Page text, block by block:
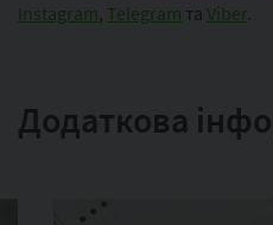
Instagram, Telegram та Viber
Додаткова